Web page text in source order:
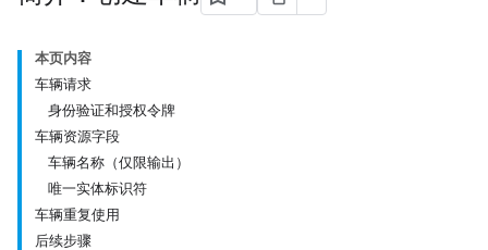
本页内容
车辆请求
身份验证和授权令牌
车辆资源字段
车辆名称（仅限输出）
唯一实体标识符
车辆重复使用
后续步骤